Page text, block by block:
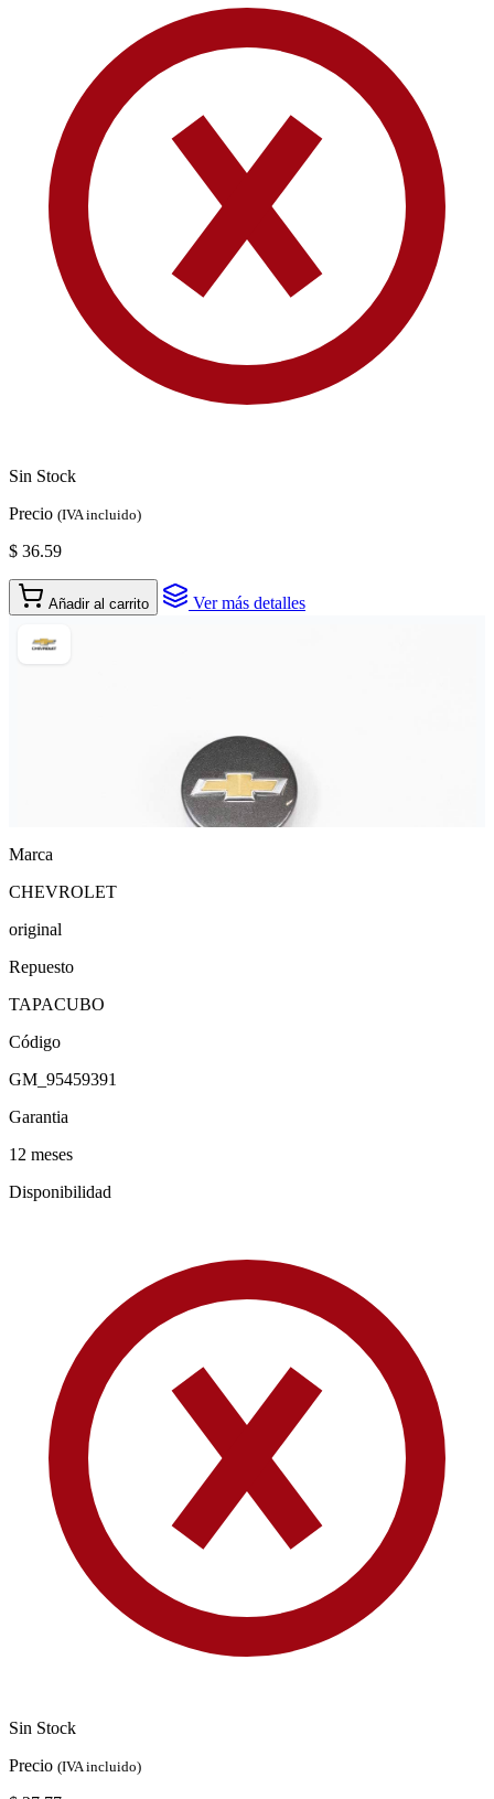
Sin Stock
Precio (IVA incluido)
$ 36.59
Añadir al carrito Ver más detalles
Marca
CHEVROLET
original
Repuesto
TAPACUBO
Código
GM_95459391
Garantia
12 meses
Disponibilidad
Sin Stock
Precio (IVA incluido)